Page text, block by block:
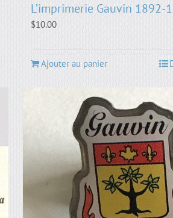
L’imprimerie Gauvin 1892-
$10.00
Ajouter au panier